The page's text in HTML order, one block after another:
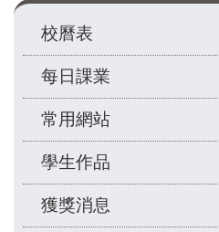
Main
navigation
校曆表
每日課業
常用網站
學生作品
獲獎消息